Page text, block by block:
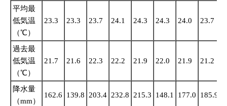
平均最
低気温
（℃）
23.3 23.3 23.7 24.1 24.3 24.3 24.0 23.7
過去最
低気温
（℃）
21.7 21.6 22.3 22.2 21.9 22.0 21.9 21.2
降水量
（mm）
162.6 139.8 203.4 232.8 215.3 148.1 177.0 185.9